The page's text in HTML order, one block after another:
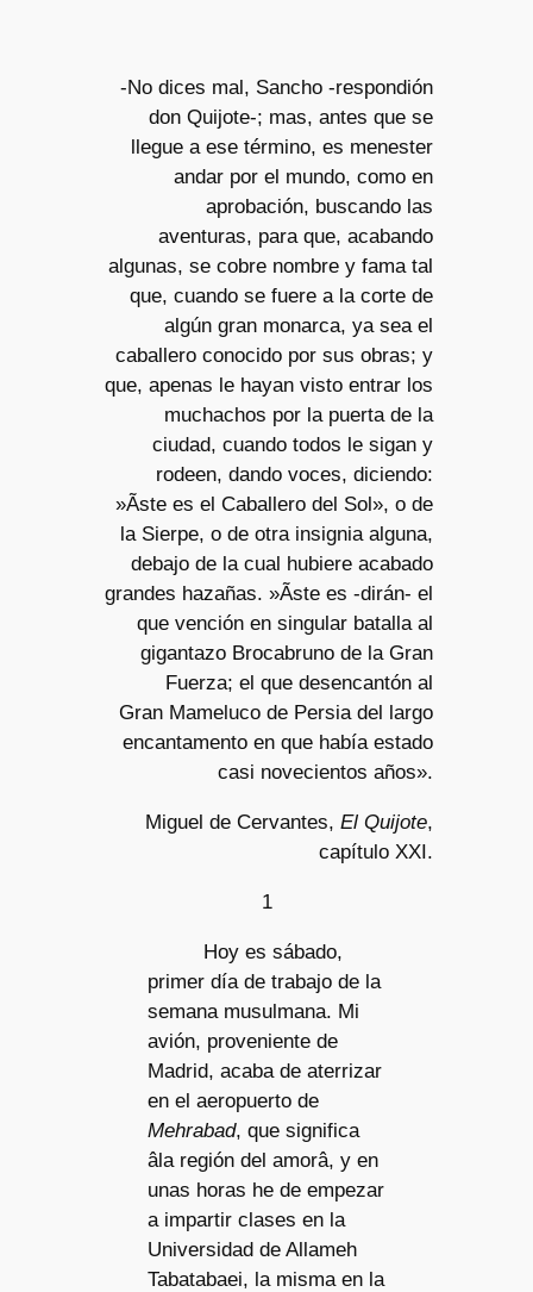
-No dices mal, Sancho -respondión
don Quijote-; mas, antes que se
llegue a ese término, es menester
andar por el mundo, como en
aprobación, buscando las
aventuras, para que, acabando
algunas, se cobre nombre y fama tal
que, cuando se fuere a la corte de
algún gran monarca, ya sea el
caballero conocido por sus obras; y
que, apenas le hayan visto entrar los
muchachos por la puerta de la
ciudad, cuando todos le sigan y
rodeen, dando voces, diciendo:
»Ãste es el Caballero del Sol», o de
la Sierpe, o de otra insignia alguna,
debajo de la cual hubiere acabado
grandes hazañas. »Ãste es -dirán- el
que vención en singular batalla al
gigantazo Brocabruno de la Gran
Fuerza; el que desencantón al
Gran Mameluco de Persia del largo
encantamento en que había estado
casi novecientos años».
Miguel de Cervantes,El Quijote,
capítulo XXI.
1
Hoy es sábado,
primer día de trabajo de la
semana musulmana. Mi
avión, proveniente de
Madrid, acaba de aterrizar
en el aeropuerto de
Mehrabad, que significa
âla región del amorâ, y en
unas horas he de empezar
a impartir clases en la
Universidad de Allameh
Tabatabaei, la misma en la